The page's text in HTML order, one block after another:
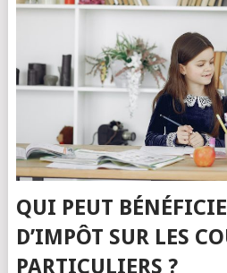
QUI PEUT
D’IMPÔT SUR LES
PARTICULIERS ?